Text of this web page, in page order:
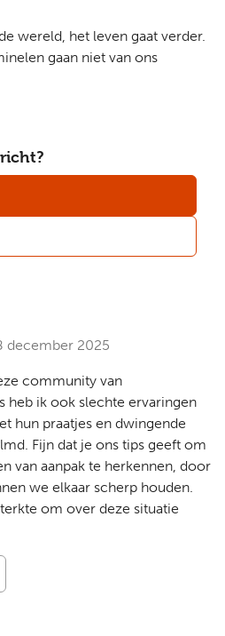
wereld, het leven gaat verder.
gaan niet van ons
december 2025
community van
heb ik ook slechte ervaringen
hun praatjes en dwingende
Fijn dat je ons tips geeft om
van aanpak te herkennen, door
we elkaar scherp houden.
om over deze situatie